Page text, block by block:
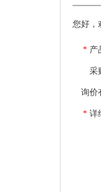
您好，
* 产
采
询价
* 详